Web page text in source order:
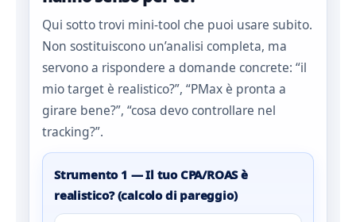
Qui sotto trovi mini‑tool che puoi usare subito.
Non sostituiscono un’analisi completa, ma
servono a rispondere a domande concrete: “il
mio target è realistico?”, “PMax è pronta a
girare bene?”, “cosa devo controllare nel
tracking?”.
Strumento 1 — Il tuo CPA/ROAS è
realistico? (calcolo di pareggio)